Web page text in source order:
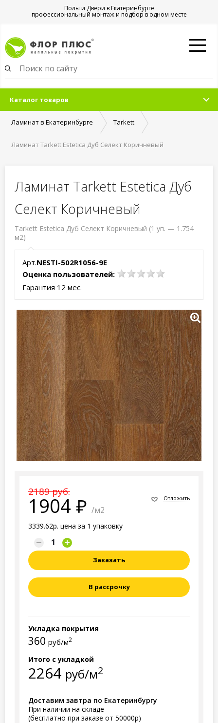
Полы и Двери в Екатеринбурге
профессиональный монтаж и подбор в одном месте
Каталог товаров
Ламинат в Екатеринбурге Tarkett
Ламинат Tarkett Estetica Дуб Селект Коричневый
Ламинат Tarkett Estetica Дуб
Селект Коричневый
Tarkett Estetica Дуб Селект Коричневый (1 уп. — 1.754
м2)
Арт.NESTI-502R1056-9E
Оценка пользователей:
Гарантия 12 мес.
2189 руб.
1904 /м2
3339.62р. цена за 1 упаковку
Отложить
Заказать
В рассрочку
Укладка покрытия
360 руб/м2
Итого с укладкой
2264 руб/м2
Доставим завтра по Екатеринбургу
При наличии на складе
(бесплатно при заказе от 50000р)